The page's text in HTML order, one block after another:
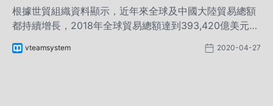
根據世貿組織資料顯示，近年來全球及中國大陸貿易總額
都持續增長，2018年全球貿易總額達到393,420億美元，
較上年增長10%；其中，中國大陸貿易總額46,200億美
元，較上年增長12.5%，占全球貿易總額11.7%。
vteamsystem 2020-04-27